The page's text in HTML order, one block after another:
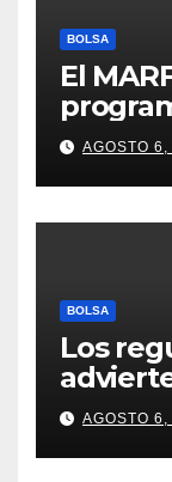
BOLSA
El
euros
AGOSTO
BOLSA
Los
del
llegada
AGOSTO